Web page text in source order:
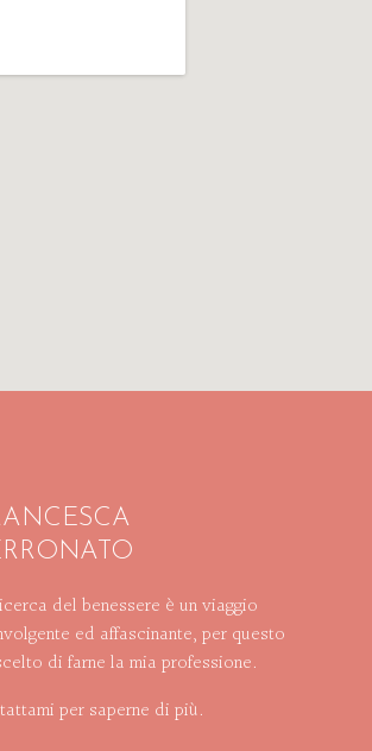
del benessere è un viaggio
ed affascinante, per questo
di farne la mia professione.
per saperne di più.